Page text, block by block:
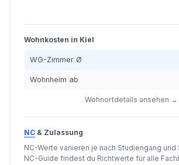
Wohnkosten in Kiel
WG-Zimmer Ø
Wohnheim ab
Wohnortdetails ansehen →
NC & Zulassung
NC-Werte variieren je nach Studiengang und
NC-Guide findest du Richtwerte für alle